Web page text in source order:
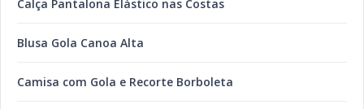
Calça Pantalona Elástico nas Costas
Blusa Gola Canoa Alta
Camisa com Gola e Recorte Borboleta